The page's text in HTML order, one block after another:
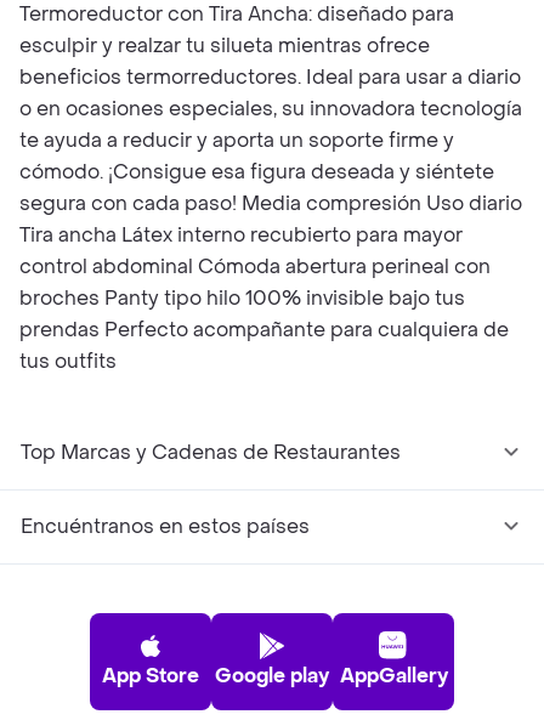
Termoreductor con Tira Ancha: diseñado para
esculpir y realzar tu silueta mientras ofrece
beneficios termorreductores. Ideal para usar a diario
o en ocasiones especiales, su innovadora tecnología
te ayuda a reducir y aporta un soporte firme y
cómodo. ¡Consigue esa figura deseada y siéntete
segura con cada paso! Media compresión Uso diario
Tira ancha Látex interno recubierto para mayor
control abdominal Cómoda abertura perineal con
broches Panty tipo hilo 100% invisible bajo tus
prendas Perfecto acompañante para cualquiera de
tus outfits
Top Marcas y Cadenas de Restaurantes
Encuéntranos en estos países
App Store Google play AppGallery